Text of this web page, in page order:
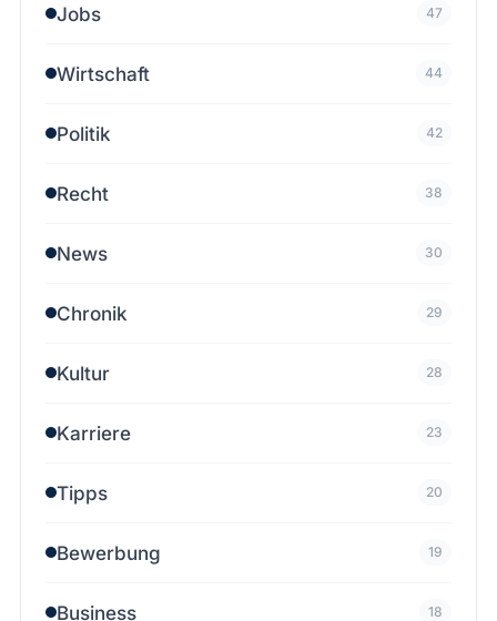
Jobs 47
Wirtschaft 44
Politik 42
Recht 38
News 30
Chronik 29
Kultur 28
Karriere 23
Tipps 20
Bewerbung 19
Business 18